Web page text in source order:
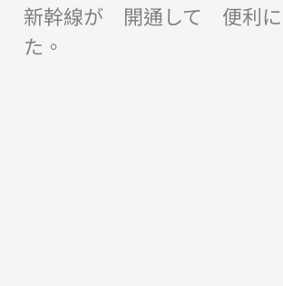
新幹線が 開通して 便利
た。